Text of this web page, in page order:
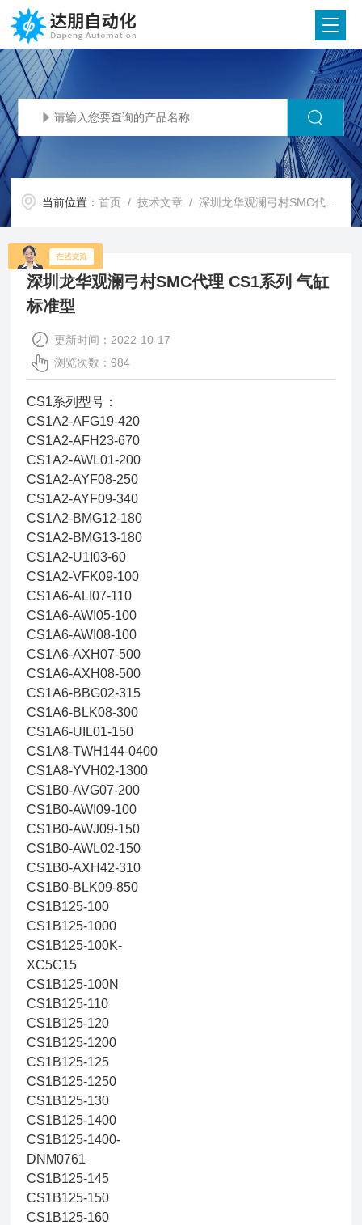
当前位置：首页 /技术文章 / 深圳龙华观澜弓村SMC代理 CS1系列 气缸 标准型
深圳龙华观澜弓村SMC代理 CS1系列 气缸
标准型
更新时间：2022-10-17
浏览次数：984
CS1系列型号：
CS1A2-AFG19-420
CS1A2-AFH23-670
CS1A2-AWL01-200
CS1A2-AYF08-250
CS1A2-AYF09-340
CS1A2-BMG12-180
CS1A2-BMG13-180
CS1A2-U1I03-60
CS1A2-VFK09-100
CS1A6-ALI07-110
CS1A6-AWI05-100
CS1A6-AWI08-100
CS1A6-AXH07-500
CS1A6-AXH08-500
CS1A6-BBG02-315
CS1A6-BLK08-300
CS1A6-UIL01-150
CS1A8-TWH144-0400
CS1A8-YVH02-1300
CS1B0-AVG07-200
CS1B0-AWI09-100
CS1B0-AWJ09-150
CS1B0-AWL02-150
CS1B0-AXH42-310
CS1B0-BLK09-850
CS1B125-100
CS1B125-1000
CS1B125-100K-
XC5C15
CS1B125-100N
CS1B125-110
CS1B125-120
CS1B125-1200
CS1B125-125
CS1B125-1250
CS1B125-130
CS1B125-1400
CS1B125-1400-
DNM0761
CS1B125-145
CS1B125-150
CS1B125-160